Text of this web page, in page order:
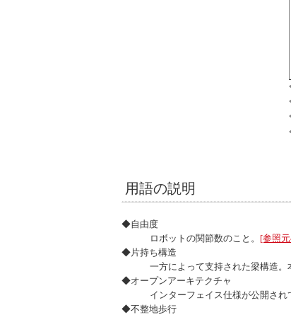
*
*
*
*
用語の説明
◆自由度
ロボットの関節数のこと。 [参照
◆片持ち構造
一方によって支持された梁構造。
◆オープンアーキテクチャ
インターフェイス仕様が公開され
◆不整地歩行